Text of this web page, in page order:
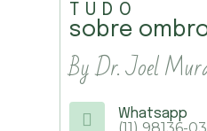
TUDO
sobre
By Dr. Joel
Whatsapp